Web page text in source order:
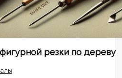
резки по дереву